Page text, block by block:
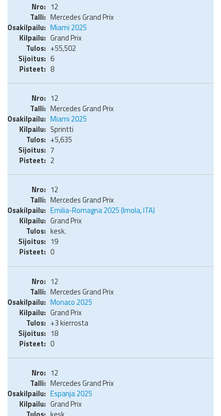
12
Mercedes Grand Prix
Miami 2025
Grand Prix
+55,502
6
8
12
Mercedes Grand Prix
Miami 2025
Sprintti
+5,635
7
2
12
Mercedes Grand Prix
Emilia-Romagna 2025 (Imola, ITA)
Grand Prix
kesk.
19
0
12
Mercedes Grand Prix
Monaco 2025
Grand Prix
+3 kierrosta
18
0
12
Mercedes Grand Prix
Espanja 2025
Grand Prix